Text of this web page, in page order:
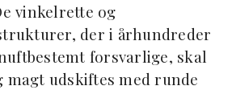
vinkelrette og
der i århundreder
forsvarlige, skal
magt udskiftes med runde